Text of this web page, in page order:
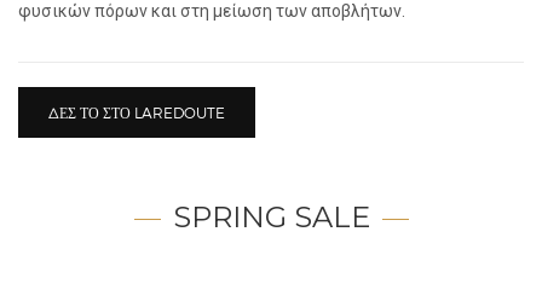
φυσικών πόρων και στη μείωση των αποβλήτων.
ΔΕΣ ΤΟ ΣΤΟ LAREDOUTE
SPRING SALE